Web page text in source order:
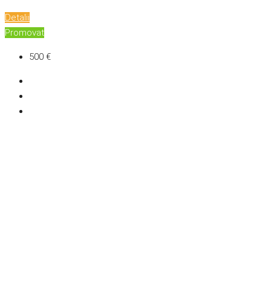
Detalii
Promovat
500 €